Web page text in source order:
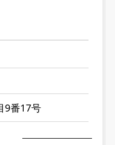
9番17号